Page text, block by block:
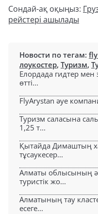
Сондай-ақ оқыңыз:
рейстері ашылады
Новости по тегам:
лоукостер, Туризм,
Елордада гидтер
өтті...
FlyArystan әуе
Туризм саласына
1,25 т...
Қытайда Димаштың
тұсаукесер...
Алматы облысының
туристік жо...
Алматының тау
есеге...